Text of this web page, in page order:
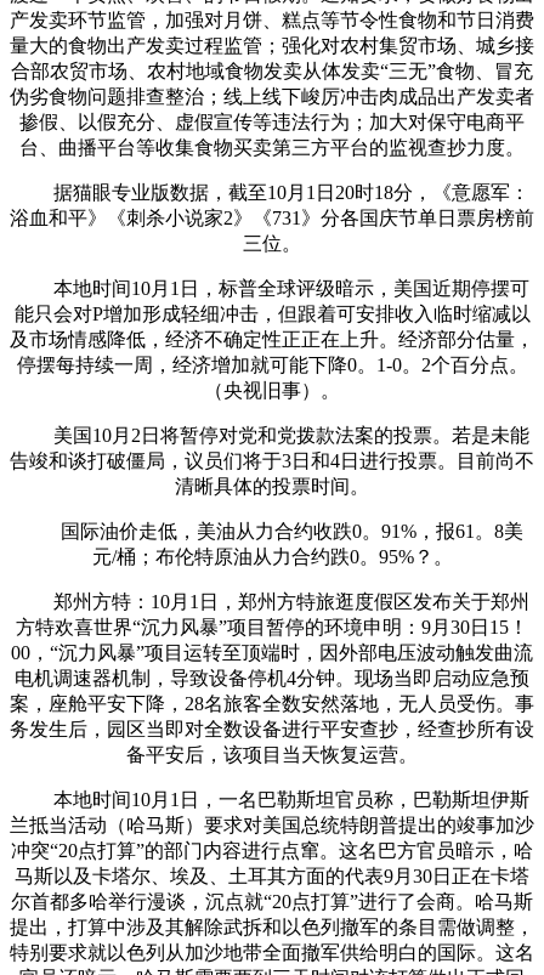
产发卖环节监管，加强对月饼、糕点等节令性食物和节日消费
量大的食物出产发卖过程监管；强化对农村集贸市场、城乡接
合部农贸市场、农村地域食物发卖从体发卖“三无”食物、冒充
伪劣食物问题排查整治；线上线下峻厉冲击肉成品出产发卖者
掺假、以假充分、虚假宣传等违法行为；加大对保守电商平
台、曲播平台等收集食物买卖第三方平台的监视查抄力度。
据猫眼专业版数据，截至10月1日20时18分，《意愿军：
浴血和平》《刺杀小说家2》《731》分各国庆节单日票房榜前
三位。
本地时间10月1日，标普全球评级暗示，美国近期停摆可
能只会对P增加形成轻细冲击，但跟着可安排收入临时缩减以
及市场情感降低，经济不确定性正正在上升。经济部分估量，
停摆每持续一周，经济增加就可能下降0。1-0。2个百分点。
（央视旧事）。
美国10月2日将暂停对党和党拨款法案的投票。若是未能
告竣和谈打破僵局，议员们将于3日和4日进行投票。目前尚不
清晰具体的投票时间。
国际油价走低，美油从力合约收跌0。91%，报61。8美
元/桶；布伦特原油从力合约跌0。95%？。
郑州方特：10月1日，郑州方特旅逛度假区发布关于郑州
方特欢喜世界“沉力风暴”项目暂停的环境申明：9月30日15！
00，“沉力风暴”项目运转至顶端时，因外部电压波动触发曲流
电机调速器机制，导致设备停机4分钟。现场当即启动应急预
案，座舱平安下降，28名旅客全数安然落地，无人员受伤。事
务发生后，园区当即对全数设备进行平安查抄，经查抄所有设
备平安后，该项目当天恢复运营。
本地时间10月1日，一名巴勒斯坦官员称，巴勒斯坦伊斯
兰抵当活动（哈马斯）要求对美国总统特朗普提出的竣事加沙
冲突“20点打算”的部门内容进行点窜。这名巴方官员暗示，哈
马斯以及卡塔尔、埃及、土耳其方面的代表9月30日正在卡塔
尔首都多哈举行漫谈，沉点就“20点打算”进行了会商。哈马斯
提出，打算中涉及其解除武拆和以色列撤军的条目需做调整，
特别要求就以色列从加沙地带全面撤军供给明白的国际。这名